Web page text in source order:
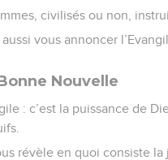
civilisés ou non,
vous annoncer
Nouvelle
: c’est la puissance de
révèle en quoi consiste